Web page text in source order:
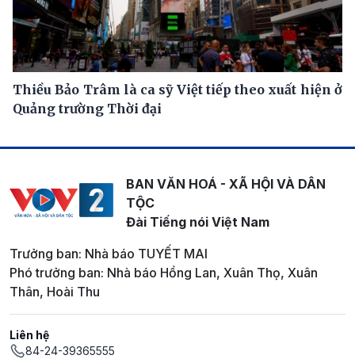
Thiều Bảo Trâm là ca sỹ Việt tiếp theo xuất hiện ở
Quảng trường Thời đại
BAN VĂN HOÁ - XÃ HỘI VÀ DÂN
TỘC
Đài Tiếng nói Việt Nam
Trưởng ban: Nhà báo TUYẾT MAI
Phó trưởng ban: Nhà báo Hồng Lan, Xuân Thọ, Xuân
Thân, Hoài Thu
Liên hệ
84-24-39365555